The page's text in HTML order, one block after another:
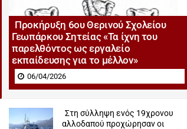
Προκήρυξη 6ου Θερινού Σχολείου
Γεωπάρκου Σητείας «Τα ίχνη του
παρελθόντος ως εργαλείο
εκπαίδευσης για το μέλλον»
06/04/2026
Στη σύλληψη ενός 19χρονου
αλλοδαπού προχώρησαν οι